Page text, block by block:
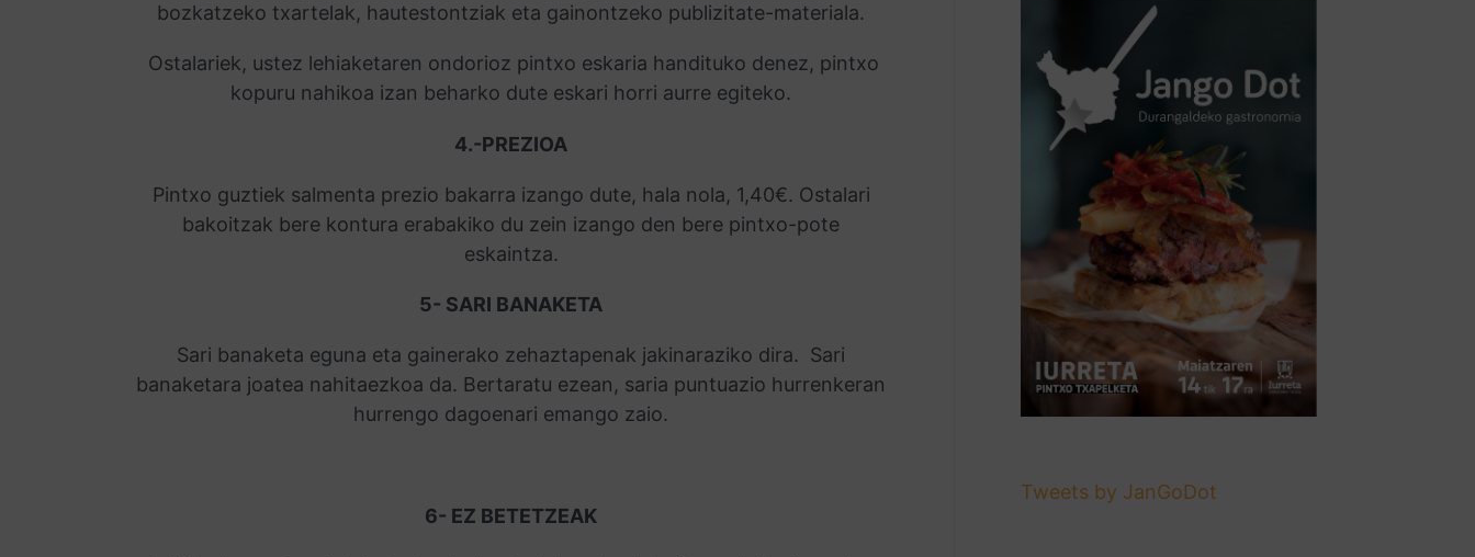
bozkatzeko txartelak, hautestontziak eta gainontzeko publizitate-materiala.
Ostalariek, ustez lehiaketaren ondorioz pintxo eskaria handituko denez, pintxo
kopuru nahikoa izan beharko dute eskari horri aurre egiteko.
4.-PREZIOA
Pintxo guztiek salmenta prezio bakarra izango dute, hala nola, 1,40€. Ostalari
bakoitzak bere kontura erabakiko du zein izango den bere pintxo-pote
eskaintza.
5- SARI BANAKETA
Sari banaketa eguna eta gainerako zehaztapenak jakinaraziko dira. Sari
banaketara joatea nahitaezkoa da. Bertaratu ezean, saria puntuazio hurrenkeran
hurrengo dagoenari emango zaio.
6- EZ BETETZEAK
Tweets by JanGoDot